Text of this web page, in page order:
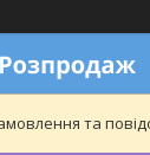
та